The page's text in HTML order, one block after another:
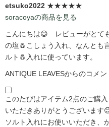
etsuko2022 ★★★★★
soracoyaの商品を見る
こんにちは😃 レビューがとて
の塩🧂こしょう入れ、なんとも
ルト🧂入れに使っています。
ANTIQUE LEAVESからのコメン
このたびはアイテム2点のご購
いただきありがとうございます
ソルト入れにお使いいただき、